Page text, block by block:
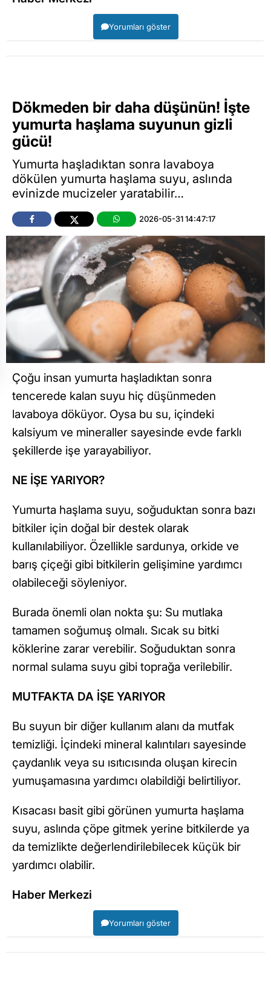
Yorumları göster
Dökmeden bir daha düşünün! İşte
yumurta haşlama suyunun gizli
gücü!
Yumurta haşladıktan sonra lavaboya
dökülen yumurta haşlama suyu, aslında
evinizde mucizeler yaratabilir…
2026-05-31 14:47:17
Çoğu insan yumurta haşladıktan sonra
tencerede kalan suyu hiç düşünmeden
lavaboya döküyor. Oysa bu su, içindeki
kalsiyum ve mineraller sayesinde evde farklı
şekillerde işe yarayabiliyor.
NE İŞE YARIYOR?
Yumurta haşlama suyu, soğuduktan sonra bazı
bitkiler için doğal bir destek olarak
kullanılabiliyor. Özellikle sardunya, orkide ve
barış çiçeği gibi bitkilerin gelişimine yardımcı
olabileceği söyleniyor.
Burada önemli olan nokta şu: Su mutlaka
tamamen soğumuş olmalı. Sıcak su bitki
köklerine zarar verebilir. Soğuduktan sonra
normal sulama suyu gibi toprağa verilebilir.
MUTFAKTA DA İŞE YARIYOR
Bu suyun bir diğer kullanım alanı da mutfak
temizliği. İçindeki mineral kalıntıları sayesinde
çaydanlık veya su ısıtıcısında oluşan kirecin
yumuşamasına yardımcı olabildiği belirtiliyor.
Kısacası basit gibi görünen yumurta haşlama
suyu, aslında çöpe gitmek yerine bitkilerde ya
da temizlikte değerlendirilebilecek küçük bir
yardımcı olabilir.
Haber Merkezi
Yorumları göster